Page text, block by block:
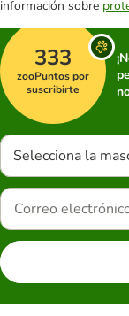
información sobre
333
zooPuntos por
suscribirte
Selecciona la